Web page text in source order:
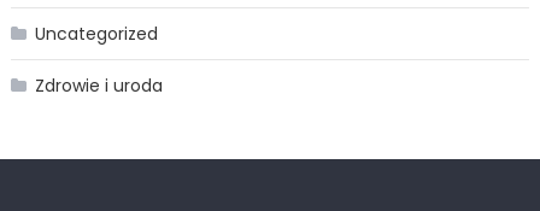
Uncategorized
Zdrowie i uroda